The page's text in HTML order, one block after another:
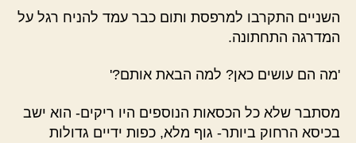
השניים התקרבו למרפסת ותום כבר עמד להניח רגל על
המדרגה התחתונה.
'מה הם עושים כאן? למה הבאת אותם?'
מסתבר שלא כל הכסאות הנוספים היו ריקים- הוא ישב
בכיסא הרחוק ביותר- גוף מלא, כפות ידיים גדולות